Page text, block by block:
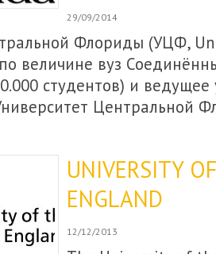
29/09/2014
Флориды (УЦФ,
величине вуз
студентов) и ведущее
Центральной
UNIVERSITY
ENGLAND
12/12/2013